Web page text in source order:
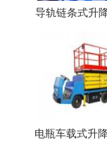
导轨链条式升